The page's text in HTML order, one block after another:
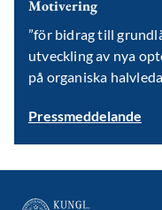
Motivering
”för bidrag till
utveckling av nya
på organiska
Pressmeddelande